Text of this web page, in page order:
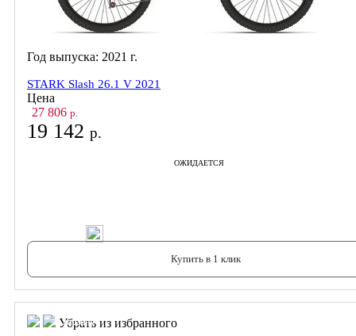
Год выпуска: 2021 г.
STARK Slash 26.1 V 2021
Цена
27 806 р.
19 142 р.
ОЖИДАЕТСЯ
Купить в 1 клик
Убрать из избранного
В корзину
В корзину